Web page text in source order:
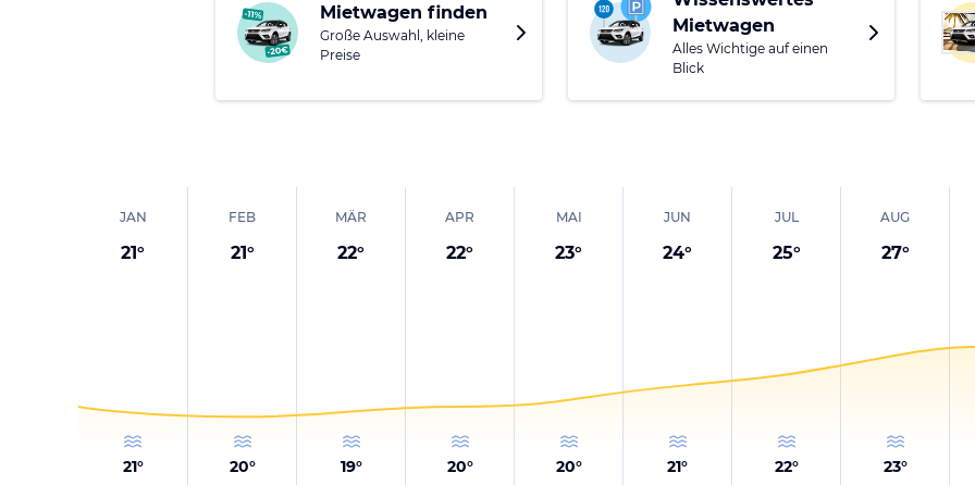
Mietwagen finden
Große Auswahl, kleine
Preise
Mietwagen
Alles Wichtige auf einen
Blick
JAN
21°
21°
FEB
21°
20°
MÄR
22°
19°
APR
22°
20°
MAI
23°
20°
JUN
24°
21°
JUL
25°
22°
AUG
27°
23°